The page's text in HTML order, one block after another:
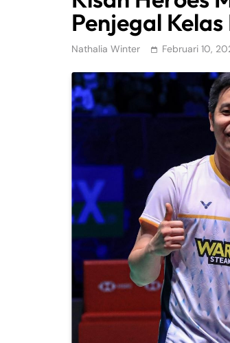
Penjegal
Nathalia Winter Februari 10,